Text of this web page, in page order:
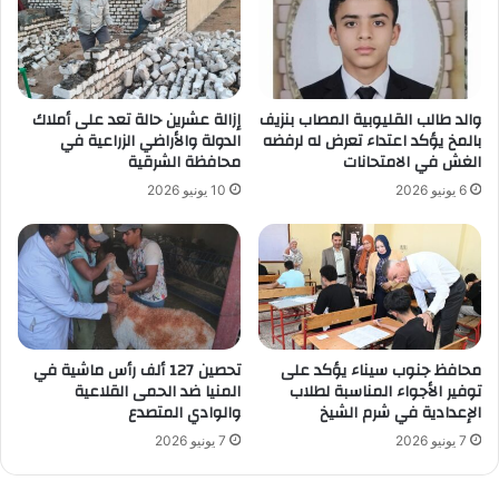
والد طالب القليوبية المصاب بنزيف
بالمخ يؤكد اعتداء تعرض له لرفضه
الغش في الامتحانات
6 يونيو 2026
إزالة عشرين حالة تعد على أملاك
الدولة والأراضي الزراعية في
محافظة الشرقية
10 يونيو 2026
محافظ جنوب سيناء يؤكد على
توفير الأجواء المناسبة لطلاب
الإعدادية في شرم الشيخ
7 يونيو 2026
تحصين 127 ألف رأس ماشية في
المنيا ضد الحمى القلاعية
والوادي المتصدع
7 يونيو 2026